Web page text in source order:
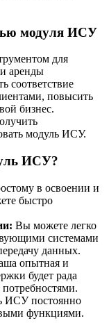
модуля ИСУ
для
аренды
соответствие
повысить
бизнес.
модуль ИСУ.
ИСУ?
в освоении и
быстро
Вы можете легко
системами
данных.
опытная и
будет рада
ИСУ постоянно
функциями.